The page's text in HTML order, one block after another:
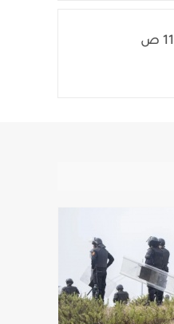
موجز أخبار الساعة 11 ص